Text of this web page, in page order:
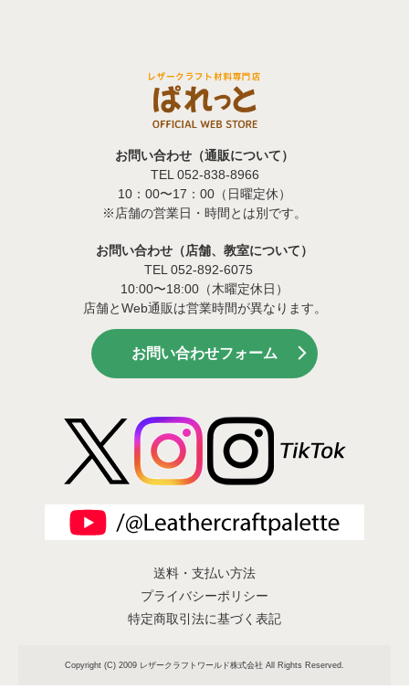
お問い合わせ（通販について）
TEL 052-838-8966
10：00〜17：00（日曜定休）
※店舗の営業日・時間とは別です。
お問い合わせ（店舗、教室について）
TEL 052-892-6075
10:00〜18:00（木曜定休日）
店舗とWeb通販は営業時間が異なります。
お問い合わせフォーム
送料・支払い方法
プライバシーポリシー
特定商取引法に基づく表記
Copyright (C) 2009 レザークラフトワールド株式会社 All Rights Reserved.